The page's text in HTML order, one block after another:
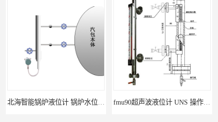
北海智能锅炉液位计 锅炉水位计厂商 自动适应自动校准 fmu90超声波液位计 UNS 操作简单